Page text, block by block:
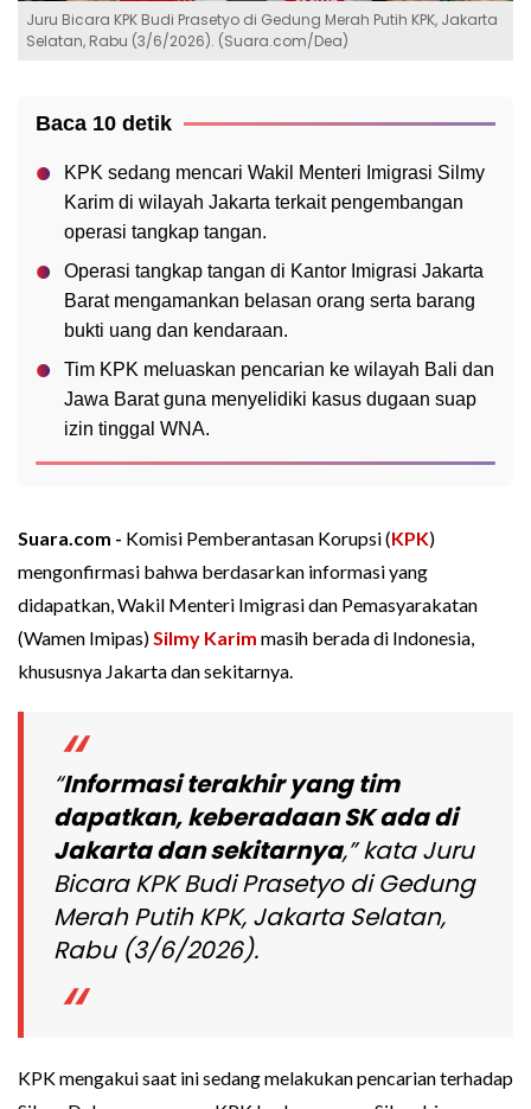
Juru Bicara KPK Budi Prasetyo di Gedung Merah Putih KPK, Jakarta
Selatan, Rabu (3/6/2026). (Suara.com/Dea)
Baca 10 detik
KPK sedang mencari Wakil Menteri Imigrasi Silmy
Karim di wilayah Jakarta terkait pengembangan
operasi tangkap tangan.
Operasi tangkap tangan di Kantor Imigrasi Jakarta
Barat mengamankan belasan orang serta barang
bukti uang dan kendaraan.
Tim KPK meluaskan pencarian ke wilayah Bali dan
Jawa Barat guna menyelidiki kasus dugaan suap
izin tinggal WNA.
Suara.com - Komisi Pemberantasan Korupsi (KPK)
mengonfirmasi bahwa berdasarkan informasi yang
didapatkan, Wakil Menteri Imigrasi dan Pemasyarakatan
(Wamen Imipas)Silmy Karim masih berada di Indonesia,
khususnya Jakarta dan sekitarnya.
“Informasi terakhir yang tim
dapatkan, keberadaan SK ada di
Jakarta dan sekitarnya,” kata Juru
Bicara KPK Budi Prasetyo di Gedung
Merah Putih KPK, Jakarta Selatan,
Rabu (3/6/2026).
KPK mengakui saat ini sedang melakukan pencarian terhadap